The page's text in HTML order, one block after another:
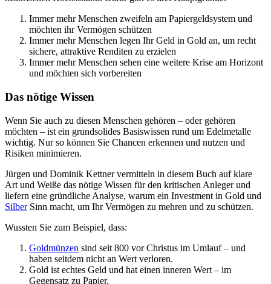
Immer mehr Menschen zweifeln am Papiergeldsystem und
möchten ihr Vermögen schützen
Immer mehr Menschen legen Ihr Geld in Gold an, um recht
sichere, attraktive Renditen zu erzielen
Immer mehr Menschen sehen eine weitere Krise am Horizont
und möchten sich vorbereiten
Das nötige Wissen
Wenn Sie auch zu diesen Menschen gehören – oder gehören
möchten – ist ein grundsolides Basiswissen rund um Edelmetalle
wichtig. Nur so können Sie Chancen erkennen und nutzen und
Risiken minimieren.
Jürgen und Dominik Kettner vermitteln in diesem Buch auf klare
Art und Weiße das nötige Wissen für den kritischen Anleger und
liefern eine gründliche Analyse, warum ein Investment in Gold und
SilberSinn macht, um Ihr Vermögen zu mehren und zu schützen.
Wussten Sie zum Beispiel, dass:
Goldmünzen sind seit 800 vor Christus im Umlauf – und
haben seitdem nicht an Wert verloren.
Gold ist echtes Geld und hat einen inneren Wert – im
Gegensatz zu Papier.